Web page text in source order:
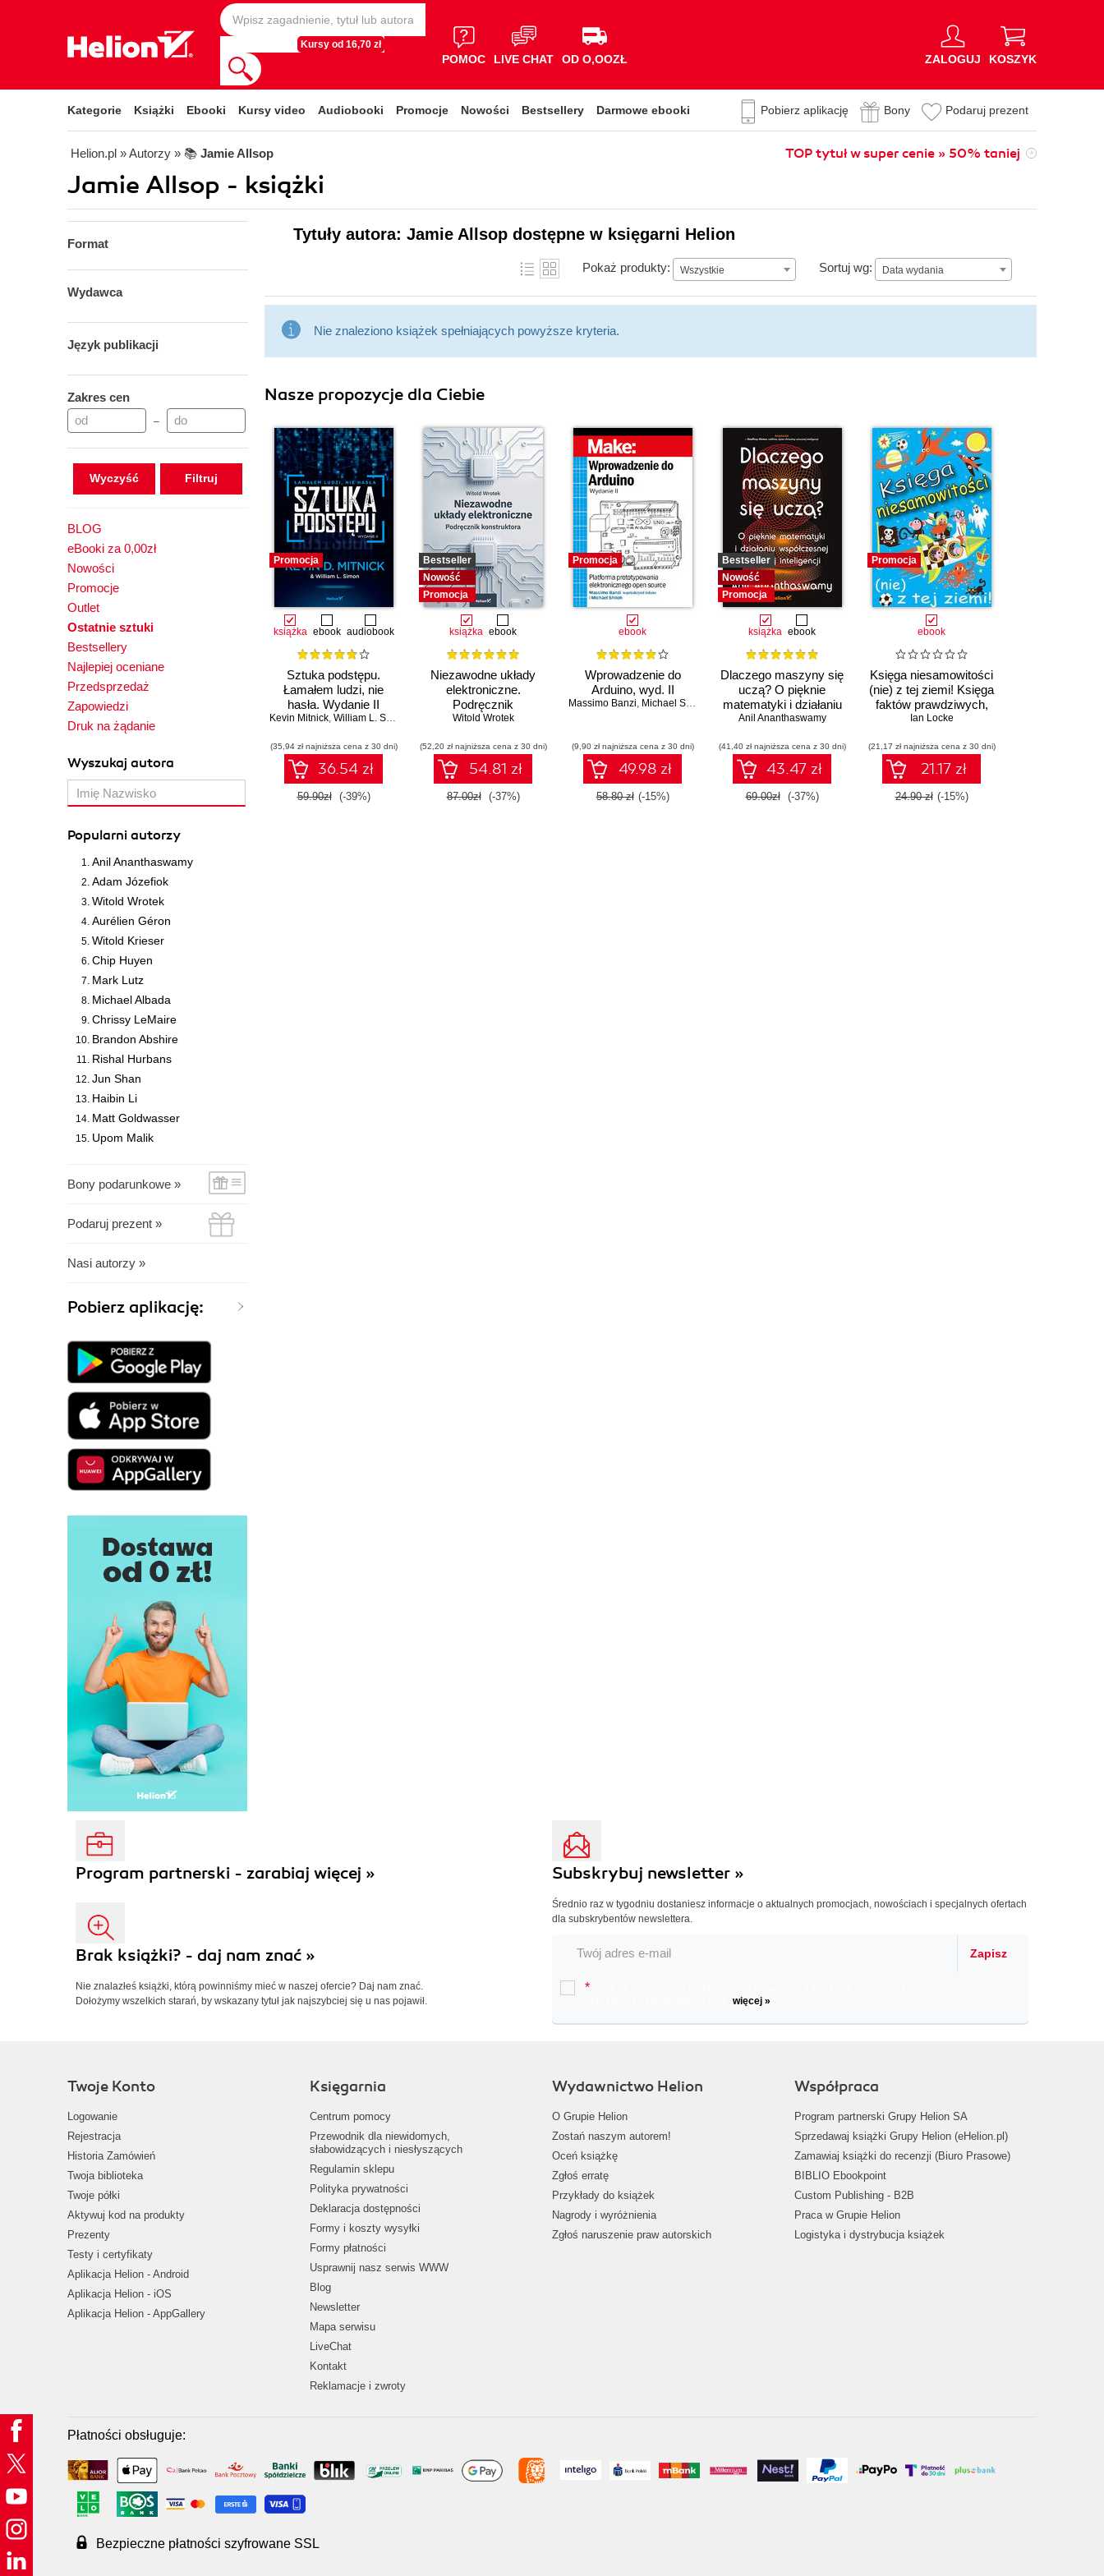
Kursy od 16,70 zł
POMOC LIVE CHAT OD O,OOZŁ ZALOGUJ KOSZYK
Kategorie Książki Ebooki Kursy video Audiobooki Promocje Nowości Bestsellery Darmowe ebooki Pobierz aplikację Bony Podaruj prezent
Helion.pl » Autorzy » 📚 Jamie Allsop TOP tytuł w super cenie » 50% taniej
Jamie Allsop - książki
Format
Wydawca
Język publikacji
Zakres cen
–
Wyczyść
BLOG
eBooki za 0,00zł
Nowości
Promocje
Outlet
Ostatnie sztuki
Bestsellery
Najlepiej oceniane
Przedsprzedaż
Zapowiedzi
Druk na żądanie
Wyszukaj autora
Popularni autorzy
Anil Ananthaswamy
Adam Józefiok
Witold Wrotek
Aurélien Géron
Witold Krieser
Chip Huyen
Mark Lutz
Michael Albada
Chrissy LeMaire
Brandon Abshire
Rishal Hurbans
Jun Shan
Haibin Li
Matt Goldwasser
Upom Malik
Bony podarunkowe »
Podaruj prezent »
Nasi autorzy »
Pobierz aplikację:
Tytuły autora: Jamie Allsop dostępne w księgarni Helion
Pokaż produkty: Wszystkie Sortuj wg: Data wydania
Data wydania
Nie znaleziono książek spełniających powyższe kryteria.
Nasze propozycje dla Ciebie
Promocja
książka ebook audiobook
Sztuka podstępu.
Łamałem ludzi, nie
hasła. Wydanie II
Kevin Mitnick, William L. Simon
(35,94 zł najniższa cena z 30 dni)
36.54 zł
59.90zł (-39%)
Bestseller
Nowość
Promocja
książka ebook
Niezawodne układy
elektroniczne.
Podręcznik
konstruktora
Witold Wrotek
(52,20 zł najniższa cena z 30 dni)
54.81 zł
87.00zł (-37%)
Promocja
ebook
Wprowadzenie do
Arduino, wyd. II
Massimo Banzi, Michael Shiloh
(9,90 zł najniższa cena z 30 dni)
49.98 zł
58.80 zł (-15%)
Bestseller
Nowość
Promocja
książka ebook
Dlaczego maszyny się
uczą? O pięknie
matematyki i działaniu
współczesnej sztucznej
Anil Ananthaswamy
(41,40 zł najniższa cena z 30 dni)
43.47 zł
69.00zł (-37%)
Promocja
ebook
Księga niesamowitości
(nie) z tej ziemi! Księga
faktów prawdziwych,
choć niezwykłych
Ian Locke
(21,17 zł najniższa cena z 30 dni)
21.17 zł
24.90 zł (-15%)
Program partnerski - zarabiaj więcej »
Brak książki? - daj nam znać »
Nie znalazłeś książki, którą powinniśmy mieć w naszej ofercie? Daj nam znać.
Dołożymy wszelkich starań, by wskazany tytuł jak najszybciej się u nas pojawił.
Subskrybuj newsletter »
Średnio raz w tygodniu dostaniesz informacje o aktualnych promocjach, nowościach i specjalnych ofertach
dla subskrybentów newslettera.
Zapisz
*
więcej »
Twoje Konto
Logowanie
Rejestracja
Historia Zamówień
Twoja biblioteka
Twoje półki
Aktywuj kod na produkty
Prezenty
Testy i certyfikaty
Aplikacja Helion - Android
Aplikacja Helion - iOS
Aplikacja Helion - AppGallery
Księgarnia
Centrum pomocy
Przewodnik dla niewidomych,
słabowidzących i niesłyszących
Regulamin sklepu
Polityka prywatności
Deklaracja dostępności
Formy i koszty wysyłki
Formy płatności
Usprawnij nasz serwis WWW
Blog
Newsletter
Mapa serwisu
LiveChat
Kontakt
Reklamacje i zwroty
Wydawnictwo Helion
O Grupie Helion
Zostań naszym autorem!
Oceń książkę
Zgłoś erratę
Przykłady do książek
Nagrody i wyróżnienia
Zgłoś naruszenie praw autorskich
Współpraca
Program partnerski Grupy Helion SA
Sprzedawaj książki Grupy Helion (eHelion.pl)
Zamawiaj książki do recenzji (Biuro Prasowe)
BIBLIO Ebookpoint
Custom Publishing - B2B
Praca w Grupie Helion
Logistyka i dystrybucja książek
Płatności obsługuje:
Bezpieczne płatności szyfrowane SSL